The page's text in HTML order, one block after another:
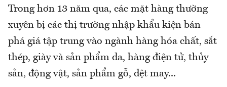
Trong hơn 13 năm qua, các mặt hàng thường
xuyên bị các thị trường nhập khẩu kiện bán
phá giá tập trung vào ngành hàng hóa chất, sắt
thép, giày và sản phẩm da, hàng điện tử, thủy
sản, động vật, sản phẩm gỗ, dệt may...